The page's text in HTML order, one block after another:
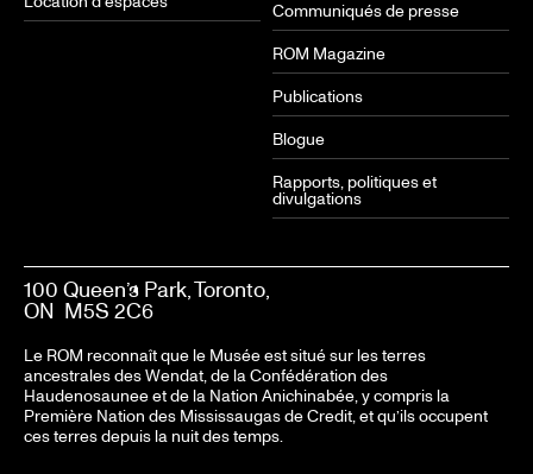
Communiqués de presse
ROM Magazine
Publications
Blogue
Rapports, politiques et
divulgations
100 Queen’s Park, Toronto,
ON M5S 2C6
Le ROM reconnaît que le Musée est situé sur les terres
ancestrales des Wendat, de la Confédération des
Haudenosaunee et de la Nation Anichinabée, y compris la
Première Nation des Mississaugas de Credit, et qu’ils occupent
ces terres depuis la nuit des temps.